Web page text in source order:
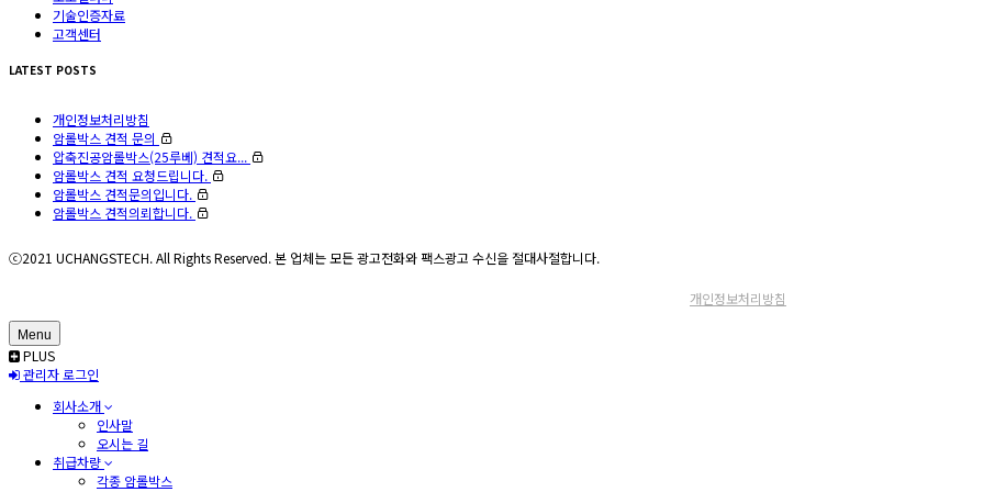
기술인증자료
고객센터
LATEST POSTS
개인정보처리방침
암롤박스 견적 문의
압축진공암롤박스(25루베) 견적요...
암롤박스 견적 요청드립니다.
암롤박스 견적문의입니다.
암롤박스 견적의뢰합니다.
ⓒ2021 UCHANGSTECH. All Rights Reserved. 본 업체는 모든 광고전화와 팩스광고 수신을 절대사절합니다.
개인정보처리방침
Menu
PLUS
관리자 로그인
회사소개
인사말
오시는 길
취급차량
각종 암롤박스